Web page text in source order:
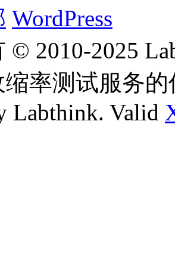
WordPress
© 2010-2025
缩率测试服务
Labthink. Valid